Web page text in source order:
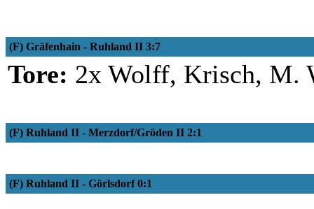
(F) Gräfenhain - Ruhland II 3:7
Tore: 2x Wolff, Krisch, M.
(F) Ruhland II - Merzdorf/Gröden II 2:1
(F) Ruhland II - Görlsdorf 0:1